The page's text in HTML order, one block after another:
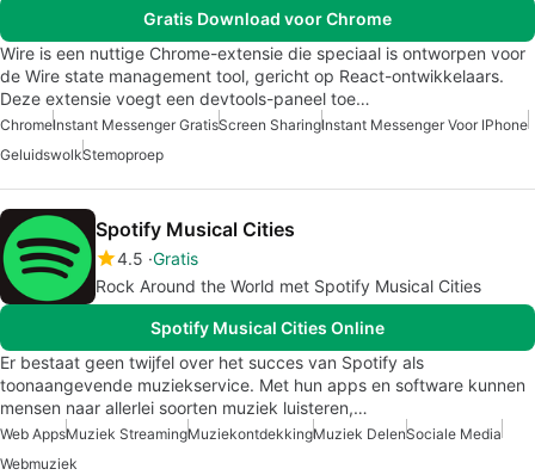
Gratis Download voor Chrome
Wire is een nuttige Chrome-extensie die speciaal is ontworpen voor
de Wire state management tool, gericht op React-ontwikkelaars.
Deze extensie voegt een devtools-paneel toe…
ChromeInstant Messenger GratisScreen SharingInstant Messenger Voor IPhone
GeluidswolkStemoproep
Spotify Musical Cities
4.5 Gratis
Rock Around the World met Spotify Musical Cities
Spotify Musical Cities Online
Er bestaat geen twijfel over het succes van Spotify als
toonaangevende muziekservice. Met hun apps en software kunnen
mensen naar allerlei soorten muziek luisteren,…
Web AppsMuziek StreamingMuziekontdekkingMuziek DelenSociale Media
Webmuziek